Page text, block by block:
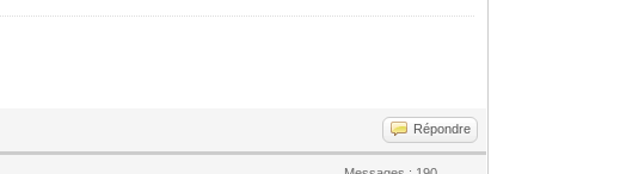
Répondre